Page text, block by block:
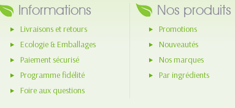
Informations
Livraisons et retours
Ecologie & Emballages
Paiement sécurisé
Programme fidélité
Foire aux questions
Nos produits
Promotions
Nouveautés
Nos marques
Par ingrédients